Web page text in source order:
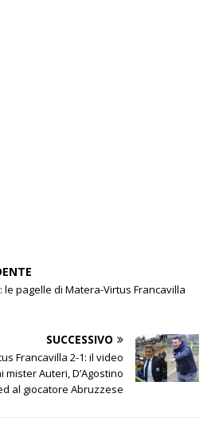
le pagelle di Matera-Virtus Francavilla
SUCCESSIVO
Francavilla 2-1: il video
Auteri, D’Agostino
al giocatore Abruzzese